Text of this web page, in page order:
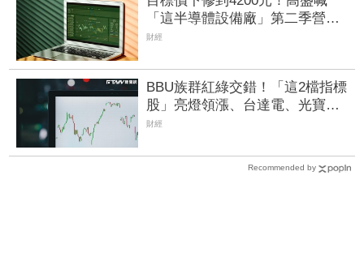
「這半導體設備廠」第二季營收
低於預期 股價失守五日線
財經
BBU族群紅綠交錯！「這2檔指標
股」亮燈領漲、台達電、光寶科
雙收紅 新普、AES也有逾2%漲
財經
Recommended by